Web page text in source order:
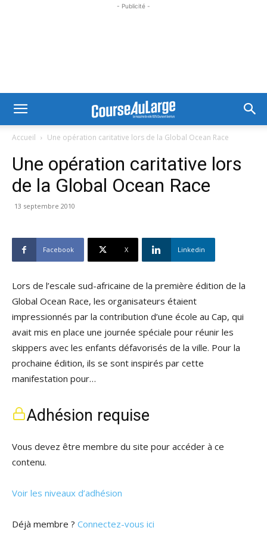
- Publicité -
Accueil Une opération caritative lors de la Global Ocean Race
Une opération caritative lors
de la Global Ocean Race
13 septembre 2010
Facebook X Linkedin
Lors de l’escale sud-africaine de la première édition de la
Global Ocean Race, les organisateurs étaient
impressionnés par la contribution d’une école au Cap, qui
avait mis en place une journée spéciale pour réunir les
skippers avec les enfants défavorisés de la ville. Pour la
prochaine édition, ils se sont inspirés par cette
manifestation pour…
Adhésion requise
Vous devez être membre du site pour accéder à ce
contenu.
Voir les niveaux d’adhésion
Déjà membre ? Connectez-vous ici